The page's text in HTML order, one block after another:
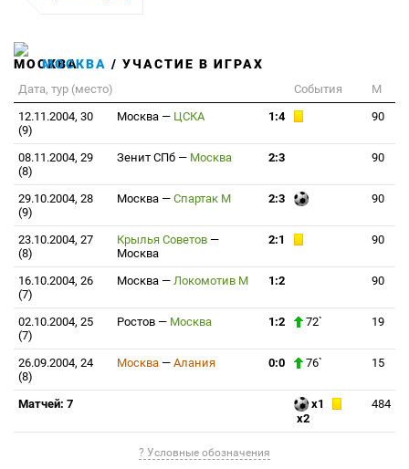
МОСКВА / УЧАСТИЕ В ИГРАХ
Дата, тур (место) События
М
12.11.2004, 30
(9)
Москва — ЦСКА 1:4 90
08.11.2004, 29
(8)
Зенит СПб — Москва 2:3 90
29.10.2004, 28
(9)
Москва — Спартак М 2:3 90
23.10.2004, 27
(8)
Крылья Советов —
Москва
2:1 90
16.10.2004, 26
(7)
Москва — Локомотив М 1:2 90
02.10.2004, 25
(7)
Ростов — Москва 1:2 72` 19
26.09.2004, 24
(8)
Москва — Алания 0:0 76` 15
Матчей: 7
x1
x2
484
? Условные обозначения